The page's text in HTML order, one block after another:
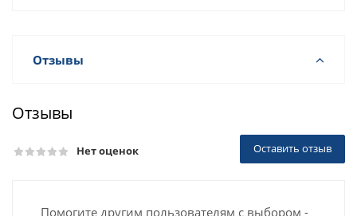
Отзывы
Отзывы
Нет оценок Оставить отзыв
Помогите другим пользователям с выбором -